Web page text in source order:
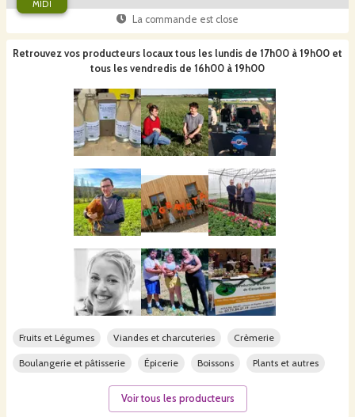
MIDI
La commande est close
Retrouvez vos producteurs locaux tous les lundis de 17h00 à 19h00 et
tous les vendredis de 16h00 à 19h00
Fruits et Légumes Viandes et charcuteries Crèmerie
Boulangerie et pâtisserie Épicerie Boissons Plants et autres
Voir tous les producteurs